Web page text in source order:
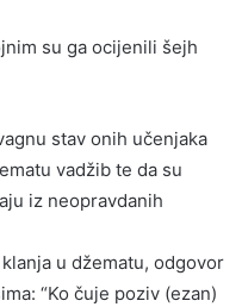
su ga ocijenili šejh
stav onih učenjaka
vadžib te da su
iz neopravdanih
u džematu, odgovor
“Ko čuje poziv (ezan)